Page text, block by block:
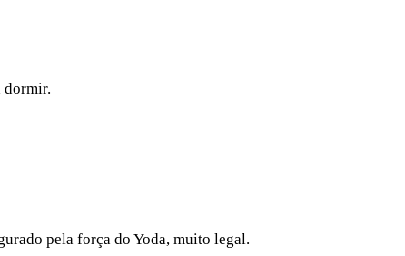
dormir.
pela força do Yoda, muito legal.